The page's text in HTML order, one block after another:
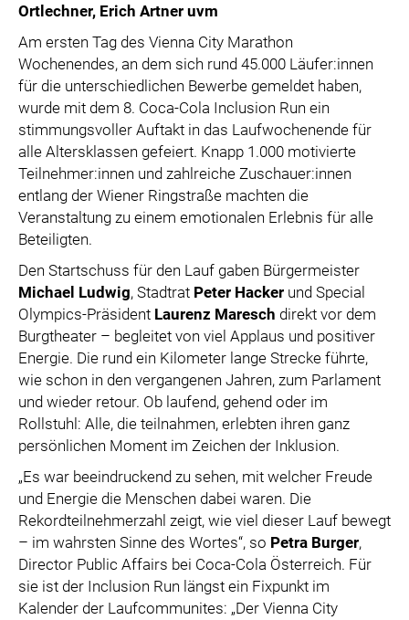
Ortlechner, Erich Artner uvm
Am ersten Tag des Vienna City Marathon
Wochenendes, an dem sich rund 45.000 Läufer:innen
für die unterschiedlichen Bewerbe gemeldet haben,
wurde mit dem 8. Coca-Cola Inclusion Run ein
stimmungsvoller Auftakt in das Laufwochenende für
alle Altersklassen gefeiert. Knapp 1.000 motivierte
Teilnehmer:innen und zahlreiche Zuschauer:innen
entlang der Wiener Ringstraße machten die
Veranstaltung zu einem emotionalen Erlebnis für alle
Beteiligten.
Den Startschuss für den Lauf gaben Bürgermeister
Michael Ludwig, Stadtrat Peter Hacker und Special
Olympics-Präsident Laurenz Maresch direkt vor dem
Burgtheater – begleitet von viel Applaus und positiver
Energie. Die rund ein Kilometer lange Strecke führte,
wie schon in den vergangenen Jahren, zum Parlament
und wieder retour. Ob laufend, gehend oder im
Rollstuhl: Alle, die teilnahmen, erlebten ihren ganz
persönlichen Moment im Zeichen der Inklusion.
„Es war beeindruckend zu sehen, mit welcher Freude
und Energie die Menschen dabei waren. Die
Rekordteilnehmerzahl zeigt, wie viel dieser Lauf bewegt
– im wahrsten Sinne des Wortes“, so Petra Burger,
Director Public Affairs bei Coca-Cola Österreich. Für
sie ist der Inclusion Run längst ein Fixpunkt im
Kalender der Laufcommunites: „Der Vienna City